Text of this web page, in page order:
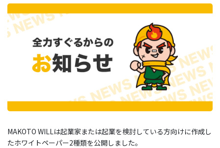
MAKOTO WILLは起業家または起業を検討している方向けに作成し
たホワイトペーパー2種類を公開しました。